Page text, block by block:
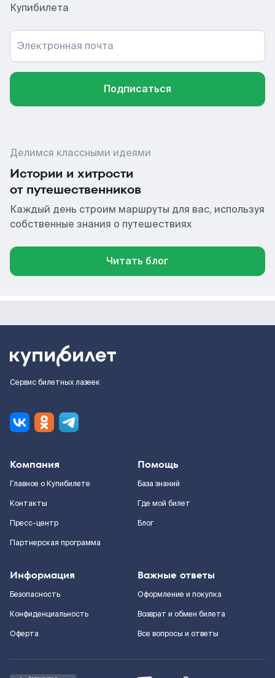
Купибилета
Электронная почта
Подписаться
Делимся классными идеями
Истории и хитрости
от путешественников
Каждый день строим маршруты для вас, используя
собственные знания о путешествиях
Читать блог
Сервис билетных лазеек
Компания
Главное о Купибилете
Контакты
Пресс-центр
Партнерская программа
Помощь
База знаний
Где мой билет
Блог
Информация
Безопасность
Конфиденциальность
Оферта
Важные ответы
Оформление и покупка
Возврат и обмен билета
Все вопросы и ответы